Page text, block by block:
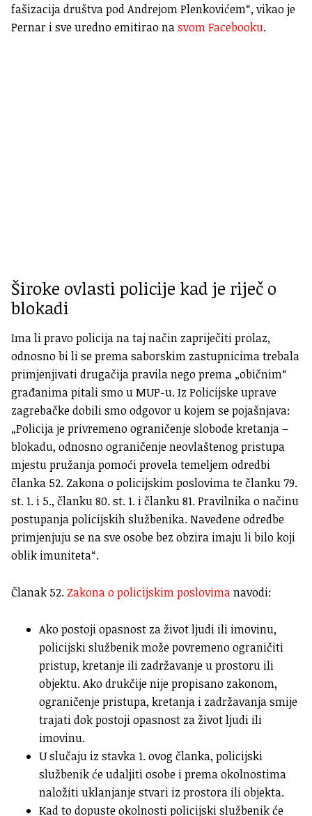
fašizacija društva pod Andrejom Plenkovićem“, vikao je
Pernar i sve uredno emitirao nasvom Facebooku.
Široke ovlasti policije kad je riječ o
blokadi
Ima li pravo policija na taj način zapriječiti prolaz,
odnosno bi li se prema saborskim zastupnicima trebala
primjenjivati drugačija pravila nego prema „običnim“
građanima pitali smo u MUP-u. Iz Policijske uprave
zagrebačke dobili smo odgovor u kojem se pojašnjava:
„Policija je privremeno ograničenje slobode kretanja –
blokadu, odnosno ograničenje neovlaštenog pristupa
mjestu pružanja pomoći provela temeljem odredbi
članka 52. Zakona o policijskim poslovima te članku 79.
st. 1. i 5., članku 80. st. 1. i članku 81. Pravilnika o načinu
postupanja policijskih službenika. Navedene odredbe
primjenjuju se na sve osobe bez obzira imaju li bilo koji
oblik imuniteta“.
Članak 52. Zakona o policijskim poslovimanavodi:
Ako postoji opasnost za život ljudi ili imovinu,
policijski službenik može povremeno ograničiti
pristup, kretanje ili zadržavanje u prostoru ili
objektu. Ako drukčije nije propisano zakonom,
ograničenje pristupa, kretanja i zadržavanja smije
trajati dok postoji opasnost za život ljudi ili
imovinu.
U slučaju iz stavka 1. ovog članka, policijski
službenik će udaljiti osobe i prema okolnostima
naložiti uklanjanje stvari iz prostora ili objekta.
Kad to dopuste okolnosti policijski službenik će